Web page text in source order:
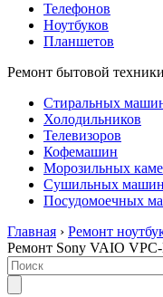
Телефонов
Ноутбуков
Планшетов
Ремонт бытовой техники
Стиральных
Холодильников
Телевизоров
Кофемашин
Морозильных
Сушильных машин
Посудомоечных
Главная › Ремонт
Ремонт Sony VAIO